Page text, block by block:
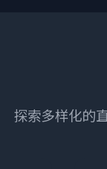
探索多样化的